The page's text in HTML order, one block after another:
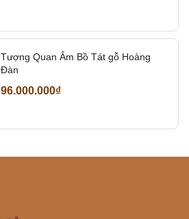
Tượng Quan Âm Bồ Tát gỗ Hoàng
Đàn
96.000.000₫